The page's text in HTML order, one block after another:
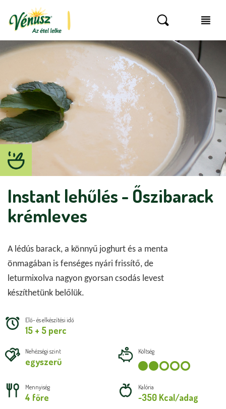
Instant lehűlés - Őszibarack
krémleves
A lédús barack, a könnyű joghurt és a menta
önmagában is fenséges nyári frissítő, de
leturmixolva nagyon gyorsan csodás levest
készíthetünk belőlük.
Elő- és elkészítési idő
15 + 5 perc
Nehézségi szint
egyszerű
Költség
Mennyiség
4 főre
Kalória
~350 Kcal/adag